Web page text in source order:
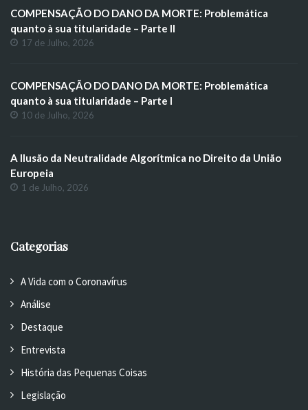
COMPENSAÇÃO DO DANO DA MORTE: Problemática
quanto à sua titularidade – Parte II
17 de Julho, 2026
COMPENSAÇÃO DO DANO DA MORTE: Problemática
quanto à sua titularidade – Parte I
10 de Julho, 2026
A Ilusão da Neutralidade Algorítmica no Direito da União
Europeia
1 de Julho, 2026
Categorias
A Vida com o Coronavírus
Análise
Destaque
Entrevista
História das Pequenas Coisas
Legislação